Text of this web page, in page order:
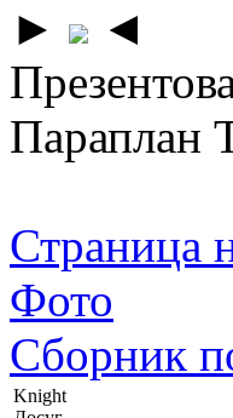
►
◄
Параплан
Страница
Фото
Сборник
Knight